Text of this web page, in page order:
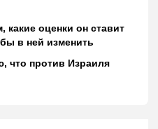
оценки он ставит
в ней изменить
что против Израиля